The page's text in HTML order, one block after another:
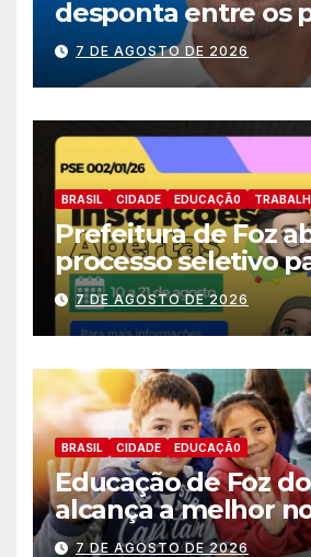
desponta entre os
nomes do União
deputado estadual
7 DE AGOSTO DE 2026
BRASIL CIDADE EDUCAÇÃ0
Prefeitura de Foz
processo seletivo
estagiários
7 DE AGOSTO DE 2026
BRASIL CIDADE EDUCAÇÃ0
Educação de Foz
alcança a melhor
história no IDEB
7 DE AGOSTO DE 2026